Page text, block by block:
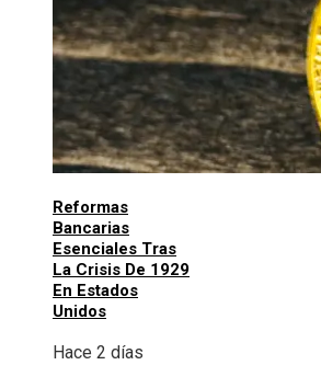
Reformas
Bancarias
Esenciales Tras
La Crisis De 1929
En Estados
Unidos
Hace 2 días